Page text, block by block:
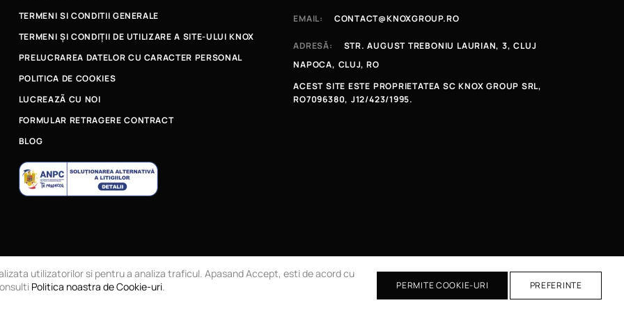
TERMENI SI CONDITII GENERALE
TERMENI ȘI CONDIȚII DE UTILIZARE A SITE-ULUI KNOX
PRELUCRAREA DATELOR CU CARACTER PERSONAL
POLITICA DE COOKIES
LUCREAZÃ CU NOI
FORMULAR RETRAGERE CONTRACT
BLOG
EMAIL: CONTACT@KNOXGROUP.RO
ADRESĂ:
STR. AUGUST TREBONIU LAURIAN, 3, CLUJ
NAPOCA, CLUJ, RO
ACEST SITE ESTE PROPRIETATEA SC KNOX GROUP SRL,
RO7096380, J12/423/1995.
Magazin online
utilizatorilor si pentru a analiza traficul. Apasand Accept, esti de acord cu
Politica noastra de Cookie-uri. PERMITE COOKIE-URI PREFERINTE